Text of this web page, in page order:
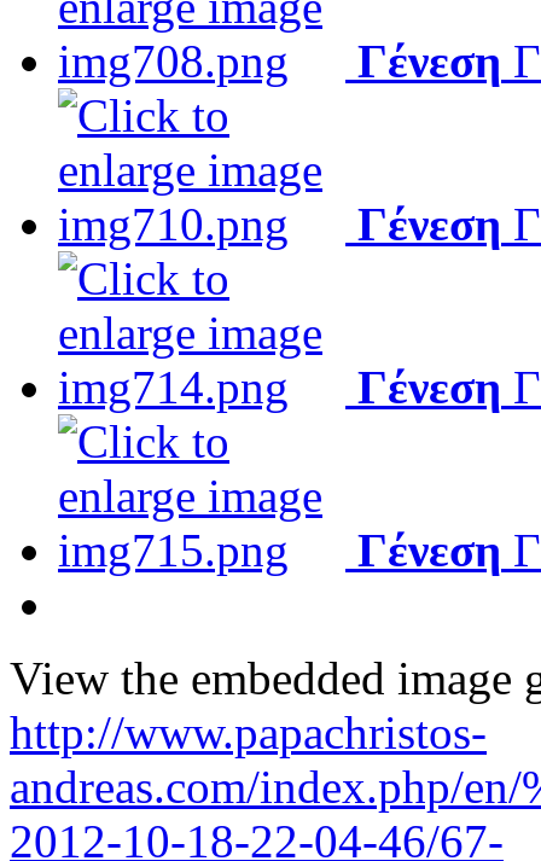
Γένεση
Γένεση
Γένεση
Γένεση
View the embedded image
http://www.papachristos-
andreas.com/index.php/
2012-10-18-22-04-46/67-